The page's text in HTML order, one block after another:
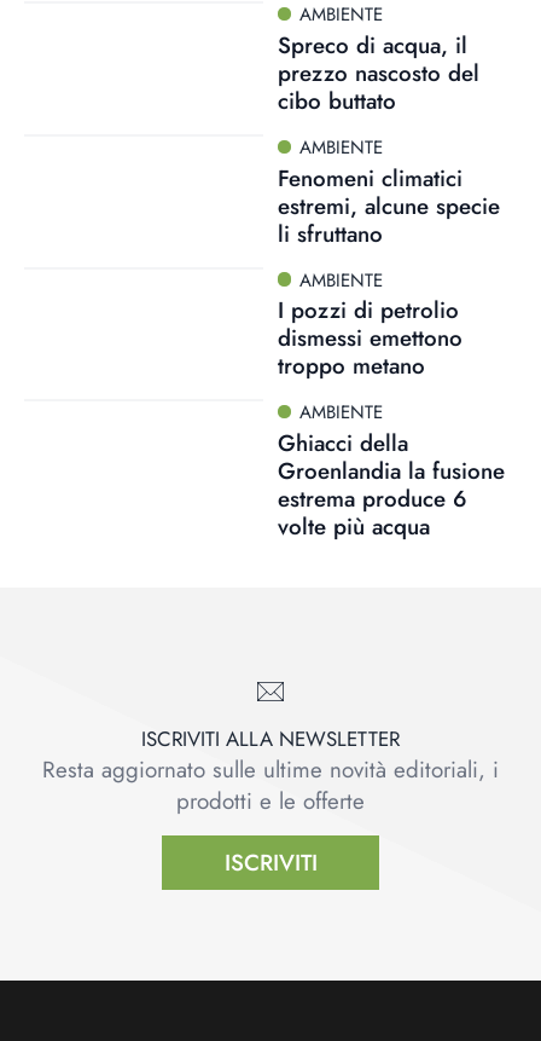
AMBIENTE
Spreco di acqua, il
prezzo nascosto del
cibo buttato
AMBIENTE
Fenomeni climatici
estremi, alcune specie
li sfruttano
AMBIENTE
I pozzi di petrolio
dismessi emettono
troppo metano
AMBIENTE
Ghiacci della
Groenlandia la fusione
estrema produce 6
volte più acqua
ISCRIVITI ALLA NEWSLETTER
Resta aggiornato sulle ultime novità editoriali, i
prodotti e le offerte
ISCRIVITI